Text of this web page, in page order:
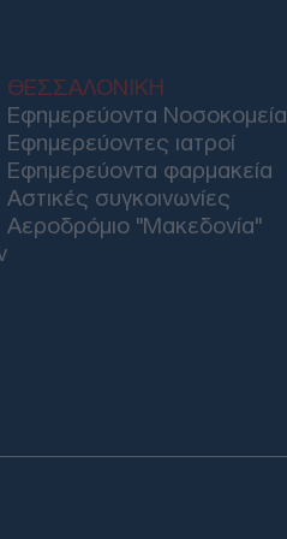
ΘΕΣΣΑΛΟΝΙΚΗ
Εφημερεύοντα Νοσοκομεία
Εφημερεύοντες ιατροί
Εφημερεύοντα φαρμακεία
Αστικές συγκοινωνίες
Αεροδρόμιο "Μακεδονία"